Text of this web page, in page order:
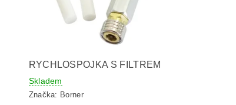
RYCHLOSPOJKA S FILTREM
Skladem
Značka: Borner